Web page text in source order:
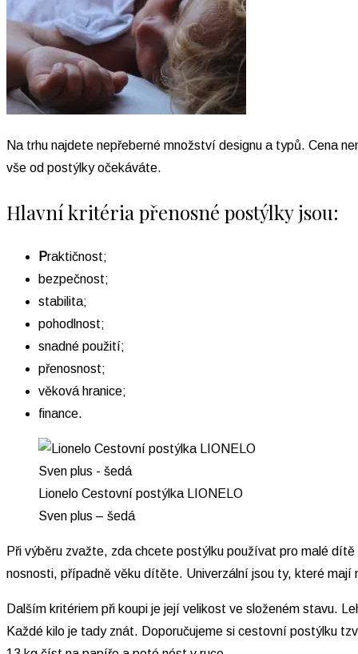
Na trhu najdete nepřeberné množství designu a typů. Cena
vše od postýlky očekáváte.
Hlavní kritéria přenosné postýlky jsou:
Praktičnost;
bezpečnost;
stabilita;
pohodlnost;
snadné použití;
přenosnost;
věková hranice;
finance.
Lionelo Cestovní postýlka LIONELO
Sven plus – šedá
Při výběru zvažte, zda chcete postýlku používat pro malé
nosnosti, případně věku dítěte. Univerzální jsou ty, které mají
Dalším kritériem při koupi je její velikost ve složeném stavu.
Každé kilo je tady znát. Doporučujeme si cestovní postýlku